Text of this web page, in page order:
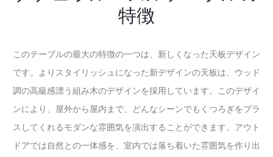
特徴
このテーブルの最大の特徴の一つは、 新しくなった天板デザイン
です。よりスタイリッシュになった新デザインの天板は、ウッド
調の高級感漂う組み木のデザインを採用しています。このデザイ
ンにより、屋外から屋内まで、どんなシーンでもくつろぎをプラ
スしてくれるモダンな雰囲気を演出することができます。アウト
ドアでは自然との一体感を、室内では落ち着いた雰囲気を作り出